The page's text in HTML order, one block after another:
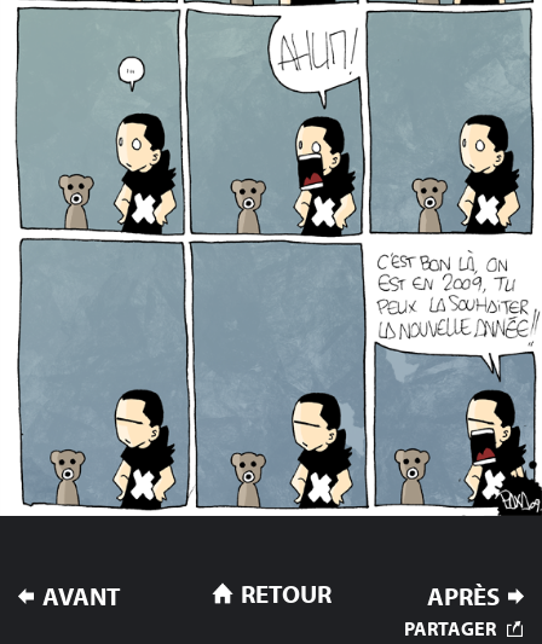
NAVIGATION
DE
AVANT APRÈS
RETOUR
PARTAGER